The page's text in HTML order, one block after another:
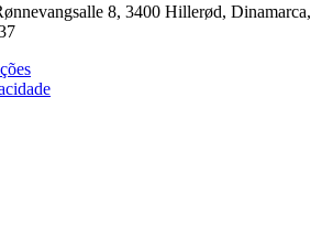
8, 3400 Hillerød, Dinamarca,